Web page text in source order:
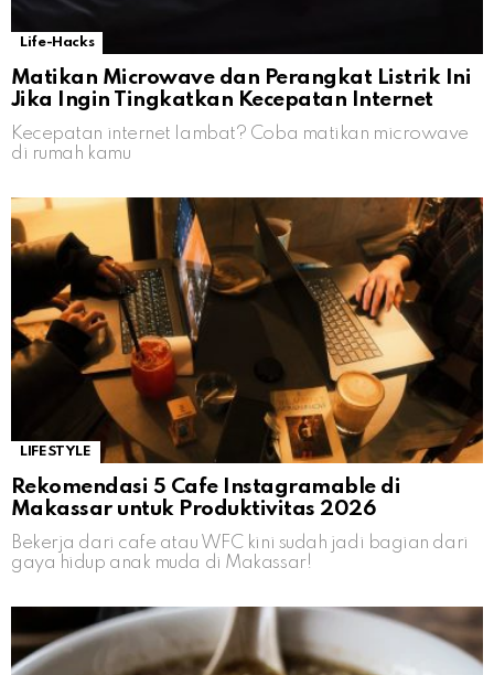
Life-Hacks
Matikan Microwave dan Perangkat Listrik Ini
Jika Ingin Tingkatkan Kecepatan Internet
Kecepatan internet lambat? Coba matikan microwave
di rumah kamu
LIFESTYLE
Rekomendasi 5 Cafe Instagramable di
Makassar untuk Produktivitas 2026
Bekerja dari cafe atau WFC kini sudah jadi bagian dari
gaya hidup anak muda di Makassar!